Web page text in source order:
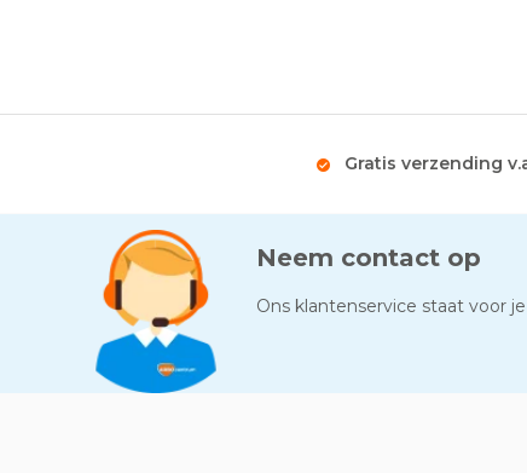
Gratis verzending
Neem contact op
Ons klantenservice staat voor je